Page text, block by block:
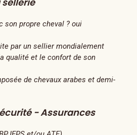
son propre cheval ? oui
par un sellier mondialement
qualité et le confort de son
de chevaux arabes et demi-
- Assurances